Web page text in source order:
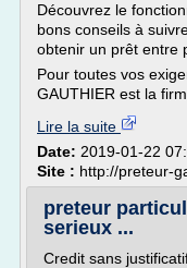
Découvrez le
bons conseils à
obtenir un prêt entre
Pour toutes vos
GAUTHIER est la
Lire la suite
Date: 2019-01-22
Site : http://preteur-
preteur
serieux ...
Credit sans